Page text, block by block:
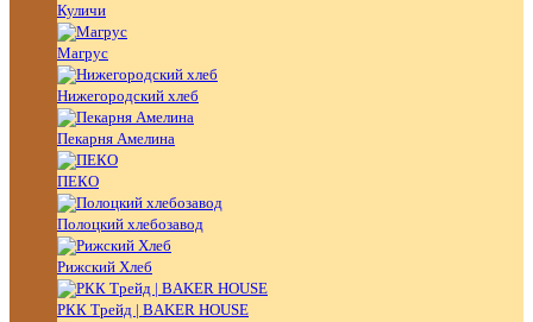
Куличи
Магрус
Нижегородский хлеб
Пекарня Амелина
ПЕКО
Полоцкий хлебозавод
Рижский Хлеб
РКК Трейд | BAKER HOUSE